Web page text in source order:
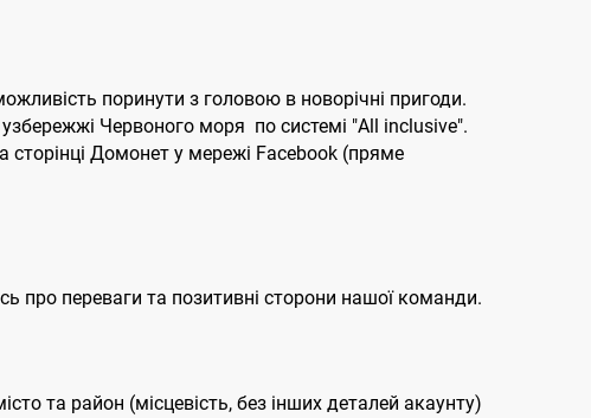
поринути з головою в новорічні пригоди.
Червоного моря по системі "All inclusive".
сторінці Домонет у мережі Facebook (пряме
про переваги та позитивні сторони нашої команди.
та район (місцевість, без інших деталей акаунту)